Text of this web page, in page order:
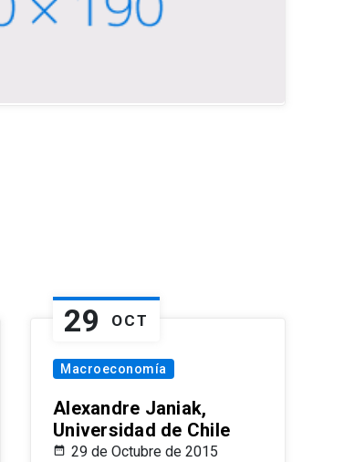
29 OCT
Macroeconomía
Alexandre Janiak,
Universidad de Chile
29 de Octubre de 2015